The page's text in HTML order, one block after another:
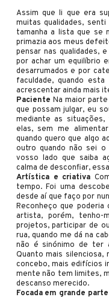
Assim que li que era
muitas qualidades,
tamanha a lista que se
primazia aos meus
pensar nas qualidades,
por achar um equilíbrio
desarrumados e por
faculdade, quando
acrescentar ainda mais
Paciente Na maior
que possam julgar, eu
mediante as
elas, sem me
quando quero que algo
outro quando não sei
vosso lado que saiba
calma de desconfiar,
Artística e criativa
tempo. Foi uma
desde aí que faço por
Reconheço que
artista, porém,
projetos, participar de
rua, quando me dá na
não é sinónimo de ter
Quanto mais silenciosa,
concebo, mais edifícios
mente não tem limites,
descanso merecido.
Focada em grande